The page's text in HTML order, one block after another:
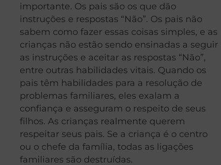
importante. Os pais são os que dão
instruções e respostas “Não”. Os pais não
sabem como fazer essas coisas simples, e as
crianças não estão sendo ensinadas a seguir
as instruções e aceitar as respostas “Não”,
entre outras habilidades vitais. Quando os
pais têm habilidades para a resolução de
problemas familiares, eles exalam a
confiança e asseguram o respeito de seus
filhos. As crianças realmente querem
respeitar seus pais. Se a criança é o centro
ou o chefe da família, todas as ligações
familiares são destruídas.